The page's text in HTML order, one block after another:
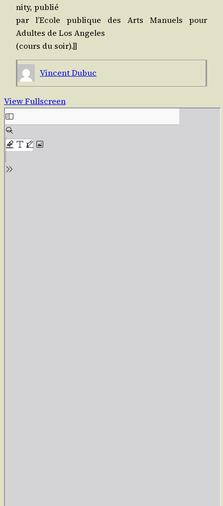
ni­ty, publié
par l’E­cole publique des Arts Manuels pour
Adultes de Los Angeles
(cours du soir).]]
Vincent Dubuc
View Fullscreen